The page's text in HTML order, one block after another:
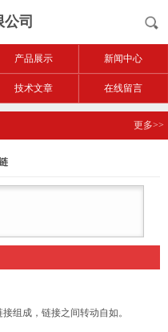
司
产品展示 新闻中心
技术文章 在线留言
更多>>
组成，链接之间转动自如。